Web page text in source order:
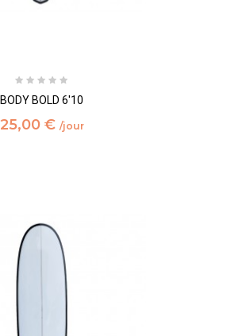
BODY BOLD 6'10
25,00 € /jour